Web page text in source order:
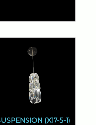
(X17-5-1)